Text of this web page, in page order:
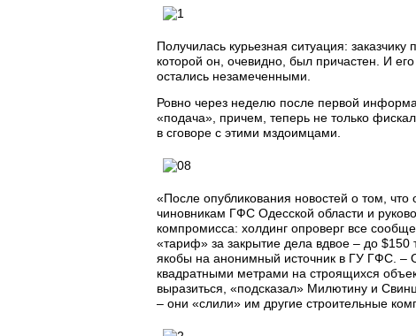
Получилась курьезная ситуация:
которой он, очевидно, был причастен. И
остались незамеченными.
Ровно через неделю после первой
«подача», причем, теперь не только
в сговоре с этими мздоимцами.
«После опубликования новостей о том,
чиновникам ГФС Одесской области и
компромисса: холдинг опроверг все
«тариф» за закрытие дела вдвое – до
якобы на анонимный источник в ГУ ГФС. –
квадратными метрами на строящихся
выразиться, «подсказал» Милютину и
– они «слили» им другие строительные